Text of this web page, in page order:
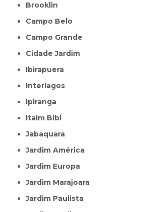
Brooklin
Campo Belo
Campo Grande
Cidade Jardim
Ibirapuera
Interlagos
Ipiranga
Itaim Bibi
Jabaquara
Jardim América
Jardim Europa
Jardim Marajoara
Jardim Paulista